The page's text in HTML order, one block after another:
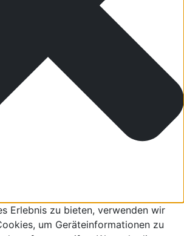
Erlebnis zu bieten, verwenden wir
um Geräteinformationen zu